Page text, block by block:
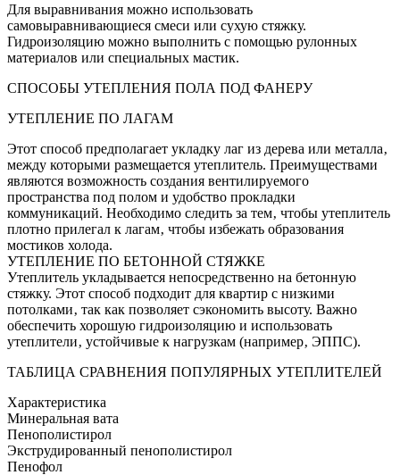
Для выравнивания можно использовать
самовыравнивающиеся смеси или сухую стяжку.
Гидроизоляцию можно выполнить с помощью рулонных
материалов или специальных мастик.
СПОСОБЫ УТЕПЛЕНИЯ ПОЛА ПОД ФАНЕРУ
УТЕПЛЕНИЕ ПО ЛАГАМ
Этот способ предполагает укладку лаг из дерева или металла‚
между которыми размещается утеплитель. Преимуществами
являются возможность создания вентилируемого
пространства под полом и удобство прокладки
коммуникаций. Необходимо следить за тем‚ чтобы утеплитель
плотно прилегал к лагам‚ чтобы избежать образования
мостиков холода.
УТЕПЛЕНИЕ ПО БЕТОННОЙ СТЯЖКЕ
Утеплитель укладывается непосредственно на бетонную
стяжку. Этот способ подходит для квартир с низкими
потолками‚ так как позволяет сэкономить высоту. Важно
обеспечить хорошую гидроизоляцию и использовать
утеплители‚ устойчивые к нагрузкам (например‚ ЭППС).
ТАБЛИЦА СРАВНЕНИЯ ПОПУЛЯРНЫХ УТЕПЛИТЕЛЕЙ
Характеристика
Минеральная вата
Пенополистирол
Экструдированный пенополистирол
Пенофол